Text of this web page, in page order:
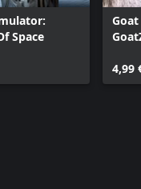
Space
4,99